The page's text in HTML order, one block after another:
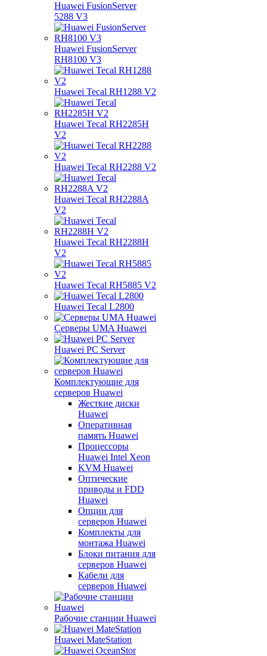
Huawei FusionServer
5288 V3
Huawei FusionServer
RH8100 V3
Huawei Tecal RH1288 V2
Huawei Tecal RH2285H
V2
Huawei Tecal RH2288 V2
Huawei Tecal RH2288A
V2
Huawei Tecal RH2288H
V2
Huawei Tecal RH5885 V2
Huawei Tecal L2800
Серверы UMA Huawei
Huawei PC Server
Комплектующие для
серверов Huawei
Жесткие диски
Huawei
Оперативная
память Huawei
Процессоры
Huawei Intel Xeon
KVM Huawei
Оптические
приводы и FDD
Huawei
Опции для
серверов Huawei
Комплекты для
монтажа Huawei
Блоки питания для
серверов Huawei
Кабели для
серверов Huawei
Рабочие станции Huawei
Huawei MateStation